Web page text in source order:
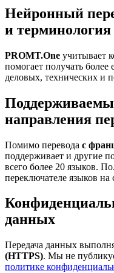
Нейронный
и терминология
PROMT.One учитывает
помогает получать
деловых, технических и
направления
Помимо перевода с
поддерживает и другие
всего более 20 языков.
переключателе языков на
данных
Передача данных
(HTTPS). Мы не
политике